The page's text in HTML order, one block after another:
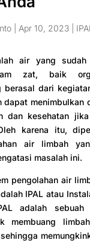
| Apr 10, 2023| IPAL
air yang sudah
zat, baik
berasal dari
dapat menimbulkan
dan kesehatan
karena itu,
air limbah
masalah ini.
pengolahan air
IPAL atau
adalah sebuah
membuang